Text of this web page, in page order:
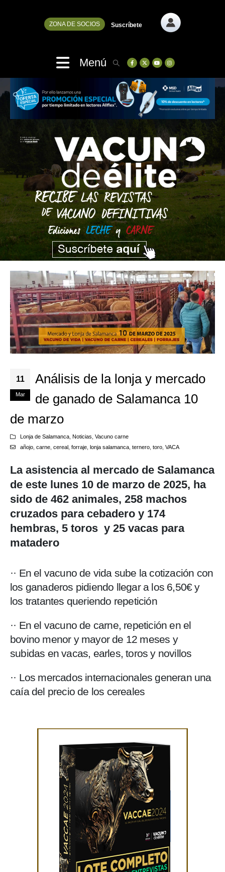
ZONA DE SOCIOS Suscríbete
Menú
11
Mar
Análisis de la lonja y mercado
de ganado de Salamanca 10
de marzo
Lonja de Salamanca, Noticias Vacuno carne
añojo, carne, cereal, forraje, lonja salamanca, ternero, toro, VACA
La asistencia al mercado de Salamanca
de este lunes 10 de marzo de 2025, ha
sido de 462 animales, 258 machos
cruzados para cebadero y 174
hembras, 5 toros y 25 vacas para
matadero
·· En el vacuno de vida sube la cotización con
los ganaderos pidiendo llegar a los 6,50€ y
los tratantes queriendo repetición
·· En el vacuno de carne, repetición en el
bovino menor y mayor de 12 meses y
subidas en vacas, earles, toros y novillos
·· Los mercados internacionales generan una
caía del precio de los cereales